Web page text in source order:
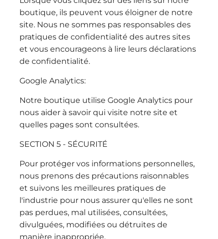
boutique, ils peuvent vous éloigner de notre
site. Nous ne sommes pas responsables des
pratiques de confidentialité des autres sites
et vous encourageons à lire leurs déclarations
de confidentialité.
Google Analytics:
Notre boutique utilise Google Analytics pour
nous aider à savoir qui visite notre site et
quelles pages sont consultées.
SECTION 5 - SÉCURITÉ
Pour protéger vos informations personnelles,
nous prenons des précautions raisonnables
et suivons les meilleures pratiques de
l'industrie pour nous assurer qu'elles ne sont
pas perdues, mal utilisées, consultées,
divulguées, modifiées ou détruites de
manière inappropriée.